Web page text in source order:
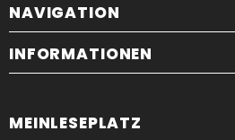
NAVIGATION
INFORMATIONEN
MEINLESEPLATZ